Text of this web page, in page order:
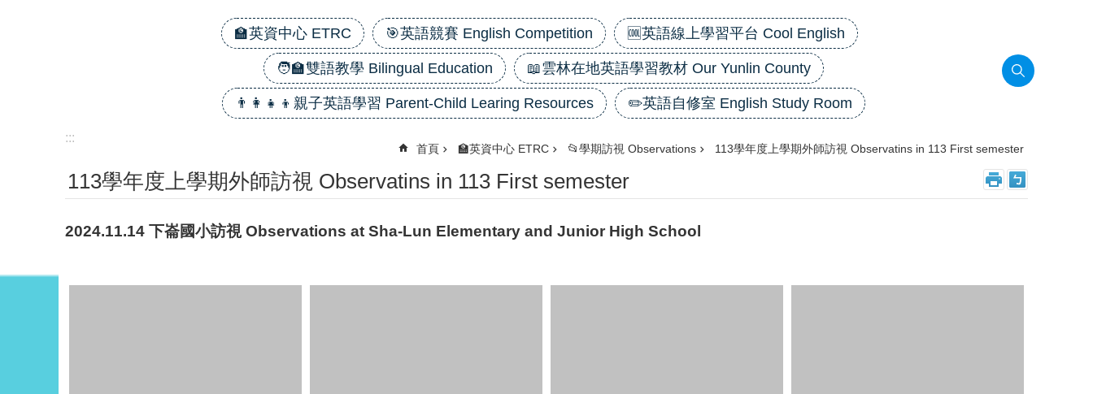
🏫英資中心 ETRC 🎯英語競賽 English Competition 🆒英語線上學習平台 Cool English
🧑‍🏫雙語教學 Bilingual Education 📖雲林在地英語學習教材 Our Yunlin County
👨‍👩‍👧‍👦親子英語學習 Parent-Child Learing Resources ✏️英語自修室 English Study Room
:::
首頁 🏫英資中心 ETRC 📂學期訪視 Observations 113學年度上學期外師訪視 Observatins in 113 First semester
113學年度上學期外師訪視 Observatins in 113 First semester
2024.11.14 下崙國小訪視 Observations at Sha-Lun Elementary and Junior High School